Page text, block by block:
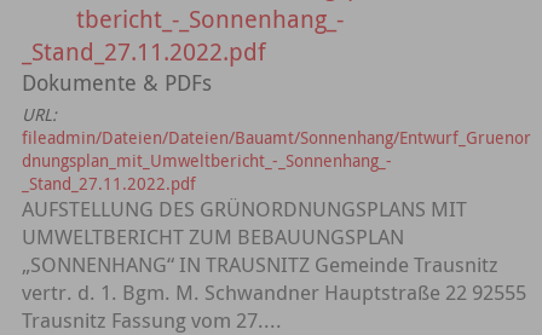
tbericht_-_Sonnenhang_-
_Stand_27.11.2022.pdf
Dokumente & PDFs
URL:
fileadmin/Dateien/Dateien/Bauamt/Sonnenhang/Entwurf_Gruenor
dnungsplan_mit_Umweltbericht_-_Sonnenhang_-
_Stand_27.11.2022.pdf
AUFSTELLUNG DES GRÜNORDNUNGSPLANS MIT
UMWELTBERICHT ZUM BEBAUUNGSPLAN
„SONNENHANG“ IN TRAUSNITZ Gemeinde Trausnitz
vertr. d. 1. Bgm. M. Schwandner Hauptstraße 22 92555
Trausnitz Fassung vom 27....